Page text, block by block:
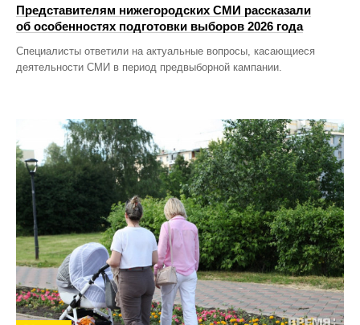
Представителям нижегородских СМИ рассказали
об особенностях подготовки выборов 2026 года
Специалисты ответили на актуальные вопросы, касающиеся
деятельности СМИ в период предвыборной кампании.